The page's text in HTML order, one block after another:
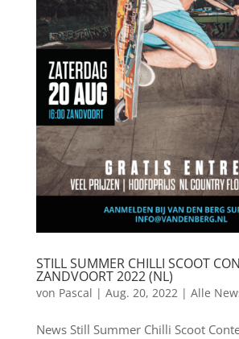
STILL SUMMER CHILLI SCOOT
ZANDVOORT 2022 (NL)
von Pascal | Aug. 20, 2022| Alle
News Still Summer Chilli Scoot